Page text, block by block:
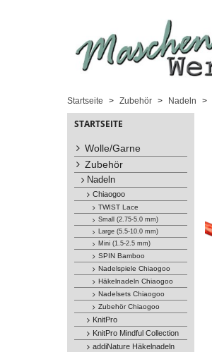
Startseite Zubehör Nadeln
STARTSEITE
Wolle/Garne
Zubehör
Nadeln
Chiaogoo
TWIST Lace
Small (2.75-5.0 mm)
Large (5.5-10.0 mm)
Mini (1.5-2.5 mm)
SPIN Bamboo
Nadelspiele Chiaogoo
Häkelnadeln Chiaogoo
Nadelsets Chiaogoo
Zubehör Chiaogoo
KnitPro
KnitPro Mindful Collection
addiNature Häkelnadeln